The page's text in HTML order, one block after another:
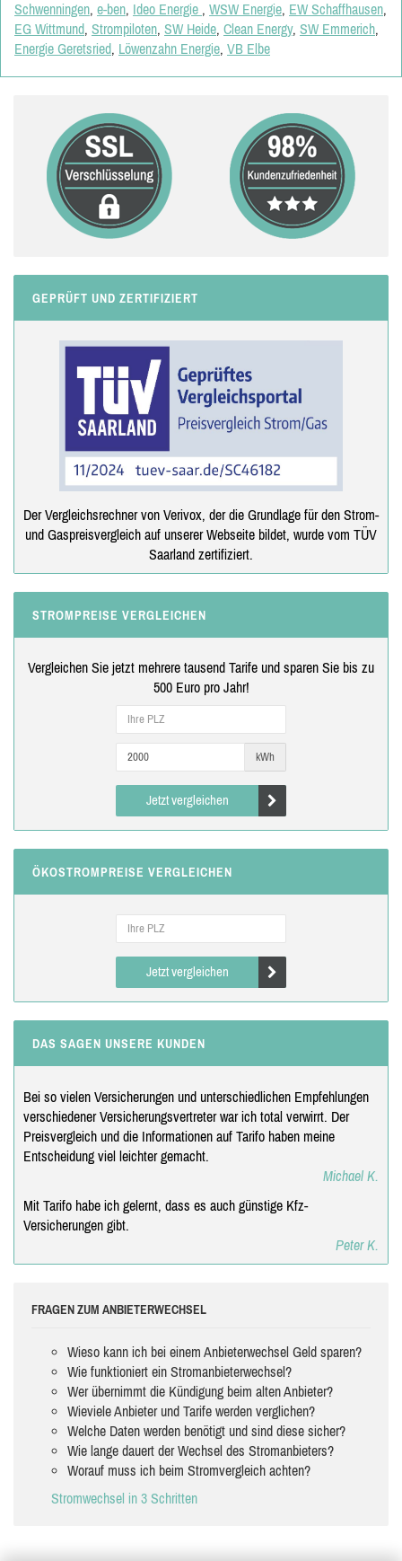
Schwenningen, e-ben, Ideo Energie , WSW Energie, EW Schaffhausen,
EG Wittmund, Strompiloten, SW Heide, Clean Energy, SW Emmerich,
Energie Geretsried, Löwenzahn Energie, VB Elbe
GEPRÜFT UND ZERTIFIZIERT
Der Vergleichsrechner von Verivox, der die Grundlage für den Strom-
und Gaspreisvergleich auf unserer Webseite bildet, wurde vom TÜV
Saarland zertifiziert.
STROMPREISE VERGLEICHEN
Vergleichen Sie jetzt mehrere tausend Tarife und sparen Sie bis zu
500 Euro pro Jahr!
kWh
Jetzt vergleichen
ÖKOSTROMPREISE VERGLEICHEN
Jetzt vergleichen
DAS SAGEN UNSERE KUNDEN
Bei so vielen Versicherungen und unterschiedlichen Empfehlungen
verschiedener Versicherungsvertreter war ich total verwirrt. Der
Preisvergleich und die Informationen auf Tarifo haben meine
Entscheidung viel leichter gemacht.
Michael K.
Mit Tarifo habe ich gelernt, dass es auch günstige Kfz-
Versicherungen gibt.
Peter K.
FRAGEN ZUM ANBIETERWECHSEL
Wieso kann ich bei einem Anbieterwechsel Geld sparen?
Wie funktioniert ein Stromanbieterwechsel?
Wer übernimmt die Kündigung beim alten Anbieter?
Wieviele Anbieter und Tarife werden verglichen?
Welche Daten werden benötigt und sind diese sicher?
Wie lange dauert der Wechsel des Stromanbieters?
Worauf muss ich beim Stromvergleich achten?
Stromwechsel in 3 Schritten